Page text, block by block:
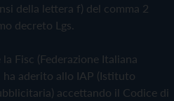
della lettera f) del comma 2
decreto Lgs.
Fisc (Federazione Italiana
aderito allo IAP (Istituto
accettando il Codice di